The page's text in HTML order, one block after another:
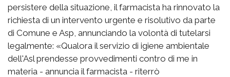
persistere della situazione, il farmacista ha rinnovato la
richiesta di un intervento urgente e risolutivo da parte
di Comune e Asp, annunciando la volontà di tutelarsi
legalmente: «Qualora il servizio di igiene ambientale
dell'Asl prendesse provvedimenti contro di me in
materia - annuncia il farmacista - riterrò